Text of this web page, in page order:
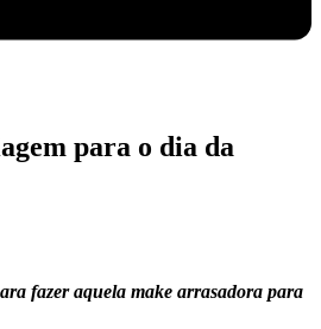
para o dia da
fazer aquela make arrasadora para